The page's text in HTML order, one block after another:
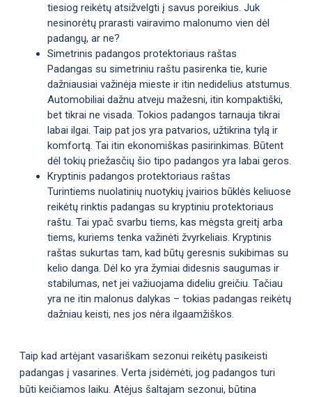
tiesiog reikėtų atsižvelgti į savus poreikius. Juk
nesinorėtų prarasti vairavimo malonumo vien dėl
padangų, ar ne?
Simetrinis padangos protektoriaus raštas
Padangas su simetriniu raštu pasirenka tie, kurie
dažniausiai važinėja mieste ir itin nedidelius atstumus.
Automobiliai dažnu atveju mažesni, itin kompaktiški,
bet tikrai ne visada. Tokios padangos tarnauja tikrai
labai ilgai. Taip pat jos yra patvarios, užtikrina tylą ir
komfortą. Tai itin ekonomiškas pasirinkimas. Būtent
dėl tokių priežasčių šio tipo padangos yra labai geros.
Kryptinis padangos protektoriaus raštas
Turintiems nuolatinių nuotykių įvairios būklės keliuose
reikėtų rinktis padangas su kryptiniu protektoriaus
raštu. Tai ypač svarbu tiems, kas mėgsta greitį arba
tiems, kuriems tenka važinėti žvyrkeliais. Kryptinis
raštas sukurtas tam, kad būtų geresnis sukibimas su
kelio danga. Dėl ko yra žymiai didesnis saugumas ir
stabilumas, net jei važiuojama dideliu greičiu. Tačiau
yra ne itin malonus dalykas – tokias padangas reikėtų
dažniau keisti, nes jos nėra ilgaamžiškos.
Taip kad artėjant vasariškam sezonui reikėtų pasikeisti
padangas į vasarines. Verta įsidėmėti, jog padangos turi
būti keičiamos laiku. Atėjus šaltajam sezonui, būtina